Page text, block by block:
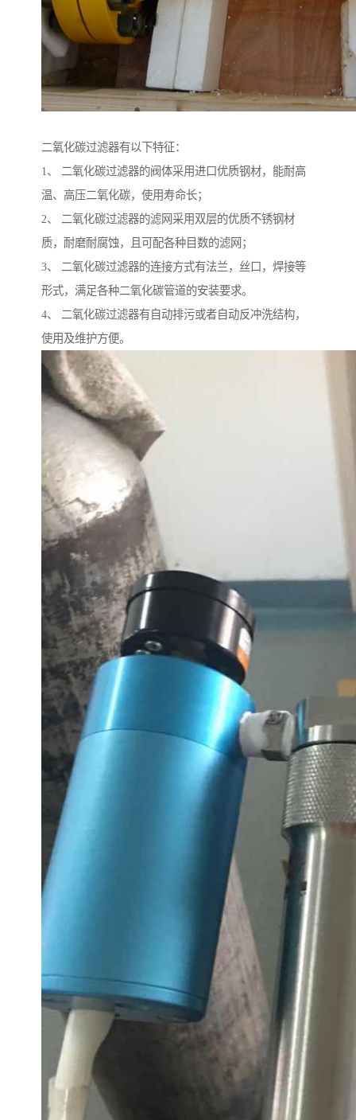
二氧化碳过滤器有以下特征：
1、 二氧化碳过滤器的阀体采用进口优质钢材，能耐高
温、高压二氧化碳，使用寿命长；
2、 二氧化碳过滤器的滤网采用双层的优质不锈钢材
质，耐磨耐腐蚀，且可配各种目数的滤网；
3、 二氧化碳过滤器的连接方式有法兰，丝口，焊接等
形式，满足各种二氧化碳管道的安装要求。
4、 二氧化碳过滤器有自动排污或者自动反冲洗结构，
使用及维护方便。